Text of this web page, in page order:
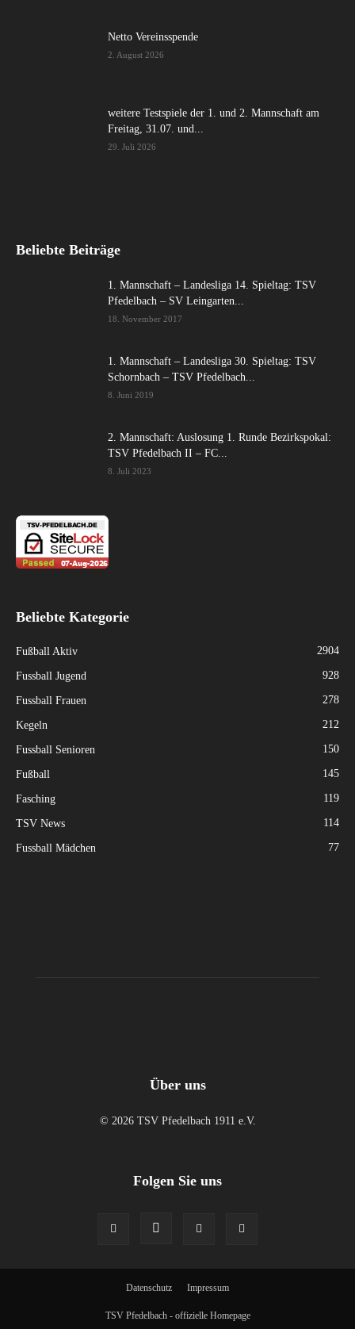
Netto Vereinsspende
2. August 2026
weitere Testspiele der 1. und 2. Mannschaft am
Freitag, 31.07. und...
29. Juli 2026
Beliebte Beiträge
1. Mannschaft – Landesliga 14. Spieltag: TSV
Pfedelbach – SV Leingarten...
18. November 2017
1. Mannschaft – Landesliga 30. Spieltag: TSV
Schornbach – TSV Pfedelbach...
8. Juni 2019
2. Mannschaft: Auslosung 1. Runde Bezirkspokal:
TSV Pfedelbach II – FC...
8. Juli 2023
Beliebte Kategorie
Fußball Aktiv 2904
Fussball Jugend 928
Fussball Frauen 278
Kegeln 212
Fussball Senioren 150
Fußball 145
Fasching 119
TSV News 114
Fussball Mädchen 77
Über uns
© 2026 TSV Pfedelbach 1911 e.V.
Folgen Sie uns
Datenschutz Impressum
TSV Pfedelbach - offizielle Homepage